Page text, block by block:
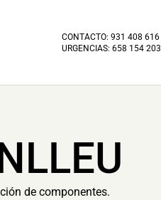
CONTACTO:931 408 616
URGENCIAS:658 154 203
de componentes.